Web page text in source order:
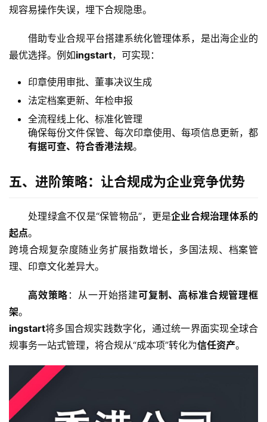
页
公
司
银
开
户
球
支
规容易操作失误，埋下合规隐患。
借助专业合规平台搭建系统化管理体系，是出海企业的
最优选择。例如ingstart，可实现：
印章使用审批、董事决议生成
法定档案更新、年检申报
全流程线上化、标准化管理
确保每份文件保管、每次印章使用、每项信息更新，都
有据可查、符合香港法规。
五、进阶策略：让合规成为企业竞争优势
处理绿盒不仅是“保管物品”，更是企业合规治理体系的
起点。
跨境合规复杂度随业务扩展指数增长，多国法规、档案管
理、印章文化差异大。
高效策略 ：从一开始搭建可复制、高标准合规管理框
架。
ingstart将多国合规实践数字化，通过统一界面实现全球合
规事务一站式管理，将合规从“成本项”转化为信任资产。